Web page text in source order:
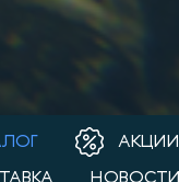
АКЦИИ